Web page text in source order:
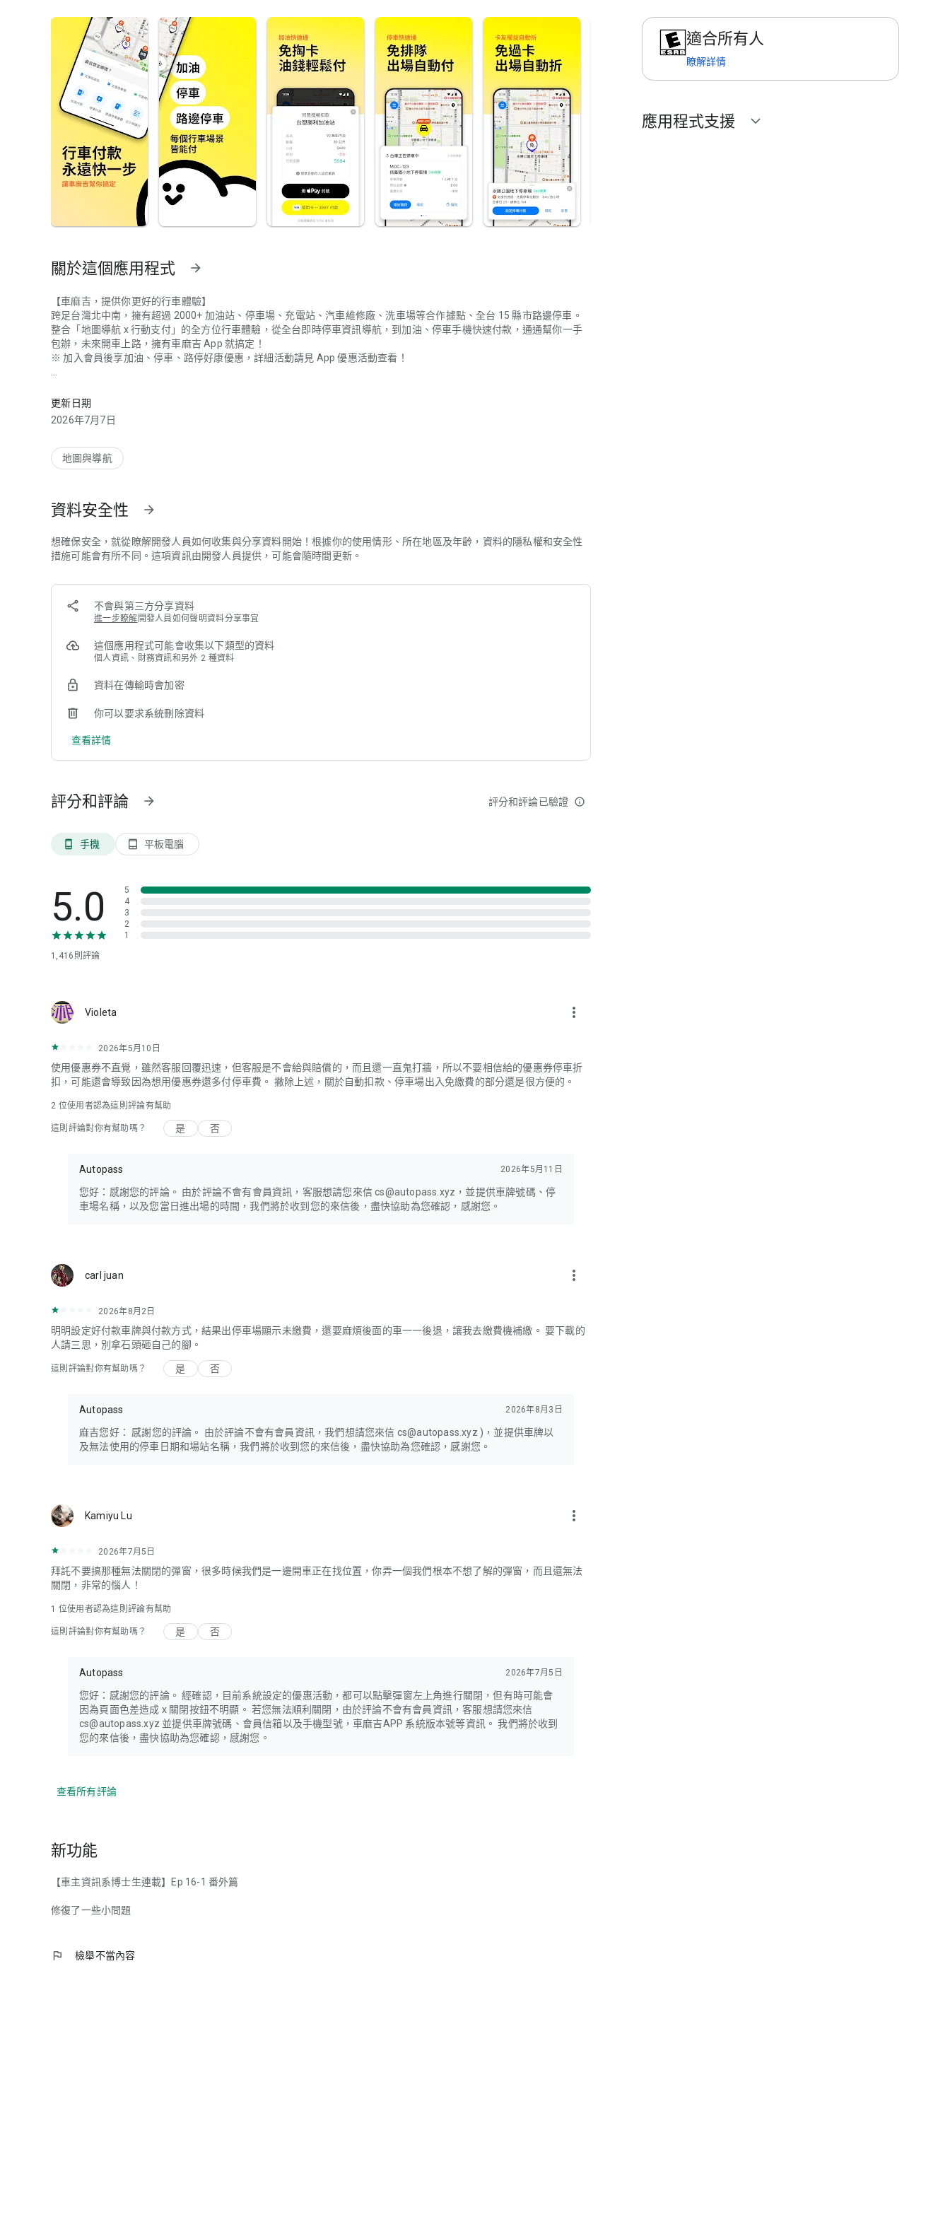
關於這個應用程式 arrow_forward
【車麻吉，提供你更好的行車體驗】
跨足台灣北中南，擁有超過 2000+ 加油站、停車場、充電站、汽車維修廠、洗車場等合作據點、全台 15 縣市路邊停車。
整合「地圖導航 x 行動支付」的全方位行車體驗，從全台即時停車資訊導航，到加油、停車手機快速付款，通通幫你一手
包辦，未來開車上路，擁有車麻吉 App 就搞定！
※ 加入會員後享加油、停車、路停好康優惠，詳細活動請見 App 優惠活動查看！
• 加油免帶錢包，一隻手機全部搞定
• 無接觸付款，加油快速通首推
• 每週油價公告漲跌報你知
◎ 全台路邊停車費、繳費免出門:blue_car:
• 一鍵開啟自動繳費
※ 支援台北、新北、台中、台南、高雄、基隆、新竹縣市、彰化、苗栗、花蓮、台東... 等全台 15 縣市。
※ 註：桃園市僅提供查詢、掃碼繳費
◎ 停車場自動付款、免持卡免繳費機:oncoming_automobile:
• 車牌辨識進場免取票
• App 查看時數及預估費用
• 免排繳費機出場即扣款
• 扣款即時通知及完整帳務顯示
※ 支援超過全台 1000+ 停車場（包含台北市公有場）持續新增中！
◎ 即時找停位、最新信用卡優惠:mag_right:
• 卡友市區停車優惠查詢
---
√ 你的鼓勵是我們前進的動力，歡迎留下使用評論，不管是建議或鼓勵，我們都會用心回覆不辜負！
√ 常見問題這裡一次查看：https://help.carmochi.com
更新日期
2026年7月7日
地圖與導航
資料安全性 arrow_forward
想確保安全，就從瞭解開發人員如何收集與分享資料開始！根據你的使用情形、所在地區及年齡，資料的隱私權和安全性
措施可能會有所不同。這項資訊由開發人員提供，可能會隨時間更新。
不會與第三方分享資料
進一步瞭解 開發人員如何聲明資料分享事宜
這個應用程式可能會收集以下類型的資料
個人資訊、財務資訊和另外 2 種資料
資料在傳輸時會加密
你可以要求系統刪除資料
查看詳情
評分和評論 arrow_forward 評分和評論已驗證 info_outline
phone_android 手機 tablet_android 平板電腦
5.0
1,416 則評論
5
4
3
2
1
Violeta more_vert
2026年5月10日
使用優惠券不直覺，雖然客服回覆迅速，但客服是不會給與賠償的，而且還一直鬼打牆，所以不要相信給的優惠券停車折
扣，可能還會導致因為想用優惠券還多付停車費。 撇除上述，關於自動扣款、停車場出入免繳費的部分還是很方便的。
2 位使用者認為這則評論有幫助
這則評論對你有幫助嗎？ 是 否
Autopass 2026年5月11日
您好：感謝您的評論。 由於評論不會有會員資訊，客服想請您來信 cs@autopass.xyz，並提供車牌號碼、停
車場名稱，以及您當日進出場的時間，我們將於收到您的來信後，盡快協助為您確認，感謝您。
carl juan more_vert
2026年8月2日
明明設定好付款車牌與付款方式，結果出停車場顯示未繳費，還要麻煩後面的車一一後退，讓我去繳費機補繳。 要下載的
人請三思，別拿石頭砸自己的腳。
這則評論對你有幫助嗎？ 是 否
Autopass 2026年8月3日
麻吉您好： 感謝您的評論。 由於評論不會有會員資訊，我們想請您來信 cs@autopass.xyz )，並提供車牌以
及無法使用的停車日期和場站名稱，我們將於收到您的來信後，盡快協助為您確認，感謝您。
Kamiyu Lu more_vert
2026年7月5日
拜託不要搞那種無法關閉的彈窗，很多時候我們是一邊開車正在找位置，你弄一個我們根本不想了解的彈窗，而且還無法
關閉，非常的惱人！
1 位使用者認為這則評論有幫助
這則評論對你有幫助嗎？ 是 否
Autopass 2026年7月5日
您好：感謝您的評論。 經確認，目前系統設定的優惠活動，都可以點擊彈窗左上角進行關閉，但有時可能會
因為頁面色差造成 x 關閉按鈕不明顯。 若您無法順利關閉，由於評論不會有會員資訊，客服想請您來信
cs@autopass.xyz 並提供車牌號碼、會員信箱以及手機型號，車麻吉APP 系統版本號等資訊。 我們將於收到
您的來信後，盡快協助為您確認，感謝您。
查看所有評論
新功能
【車主資訊系博士生連載】Ep 16-1 番外篇
修復了一些小問題
flag 檢舉不當內容
適合所有人
瞭解詳情
應用程式支援 expand_more